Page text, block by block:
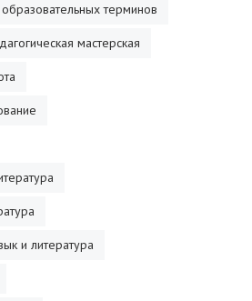
терминов
мастерская
и литература